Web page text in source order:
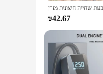
₪42.67